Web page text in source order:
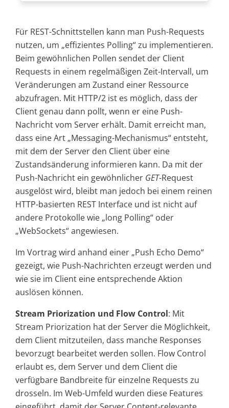
Für REST-Schnittstellen kann man Push-Requests
nutzen, um „effizientes Polling“ zu implementieren.
Beim gewöhnlichen Pollen sendet der Client
Requests in einem regelmäßigen Zeit-Intervall, um
Veränderungen am Zustand einer Ressource
abzufragen. Mit HTTP/2 ist es möglich, dass der
Client genau dann pollt, wenn er eine Push-
Nachricht vom Server erhält. Damit erreicht man,
dass eine Art „Messaging-Mechanismus“ entsteht,
mit dem der Server den Client über eine
Zustandsänderung informieren kann. Da mit der
Push-Nachricht ein gewöhnlicher GET-Request
ausgelöst wird, bleibt man jedoch bei einem reinen
HTTP-basierten REST Interface und ist nicht auf
andere Protokolle wie „long Polling“ oder
„WebSockets“ angewiesen.
Im Vortrag wird anhand einer „Push Echo Demo“
gezeigt, wie Push-Nachrichten erzeugt werden und
wie sie im Client eine entsprechende Aktion
auslösen können.
Stream Priorization und Flow Control: Mit
Stream Priorization hat der Server die Möglichkeit,
dem Client mitzuteilen, dass manche Responses
bevorzugt bearbeitet werden sollen. Flow Control
erlaubt es, dem Server und dem Client die
verfügbare Bandbreite für einzelne Requests zu
drosseln. Im Web-Umfeld wurden diese Features